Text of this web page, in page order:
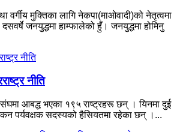
वर्गीय मुक्तिका लागि नेकपा(माओवादी)को नेतृत्वमा
जनयुद्धमा हाम्फालेको हुँ। जनयुद्धमा होमिनु
नीति
आबद्ध भएका १९५ राष्ट्रहरू छन् । यिनमा दुई
पर्यवक्षक सदस्यको हैसियतमा रहेका छन् ।...